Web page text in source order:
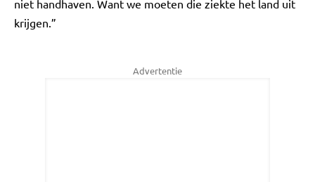
niet handhaven. Want we moeten die ziekte het land uit
krijgen.”
Advertentie